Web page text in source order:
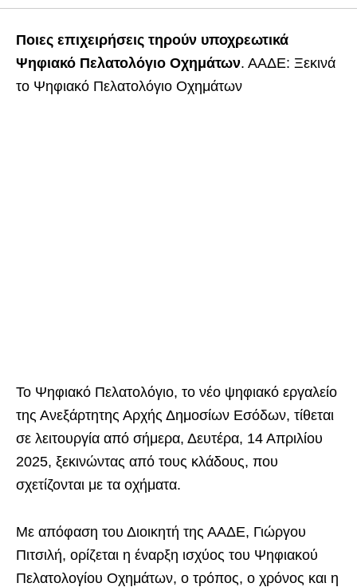
Ποιες επιχειρήσεις τηρούν υποχρεωτικά
Ψηφιακό Πελατολόγιο Οχημάτων. ΑΑΔΕ: Ξεκινά
το Ψηφιακό Πελατολόγιο Οχημάτων
Το Ψηφιακό Πελατολόγιο, το νέο ψηφιακό εργαλείο
της Ανεξάρτητης Αρχής Δημοσίων Εσόδων, τίθεται
σε λειτουργία από σήμερα, Δευτέρα, 14 Απριλίου
2025, ξεκινώντας από τους κλάδους, που
σχετίζονται με τα οχήματα.
Με απόφαση του Διοικητή της ΑΑΔΕ, Γιώργου
Πιτσιλή, ορίζεται η έναρξη ισχύος του Ψηφιακού
Πελατολογίου Οχημάτων, ο τρόπος, ο χρόνος και η